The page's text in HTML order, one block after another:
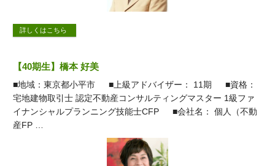
詳しくはこちら
【40期生】橋本 好美
■地域：東京都小平市 ■上級アドバイザー： 11期 ■資格：
宅地建物取引士 認定不動産コンサルティングマスター 1級ファ
イナンシャルプランニング技能士CFP ■会社名： 個人（不動
産FP …